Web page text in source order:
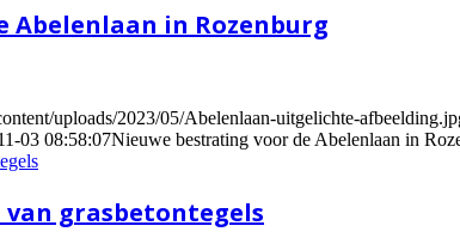
Abelenlaan in Rozenburg
uploads/2023/05/Abelenlaan-uitgelichte-
03 08:58:07Nieuwe bestrating voor de Abelenlaan in
grasbetontegels